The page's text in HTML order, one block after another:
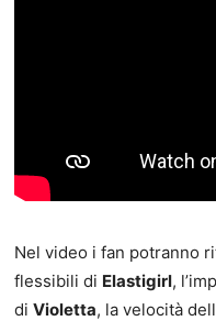
Nel video i fan potranno
flessibili di Elastigirl,
di Violetta, la velocità